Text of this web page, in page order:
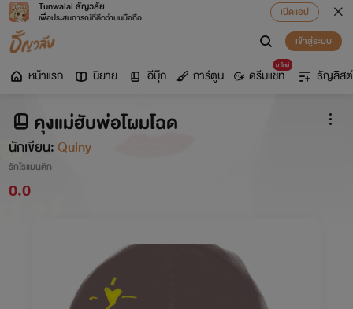
Tunwalai ธัญวลัย
เพื่อประสบการณ์ที่ดีกว่าบนมือถือ
เปิดแอป
เข้าสู่ระบบ
หน้าแรก นิยาย อีบุ๊ก การ์ตูน
มาใหม่
ดรีมแชท ธัญลิสต์
คุงแม่ฮับพ่อโผมโฉด
นักเขียน:Quiny
รักโรแมนติก
0.0